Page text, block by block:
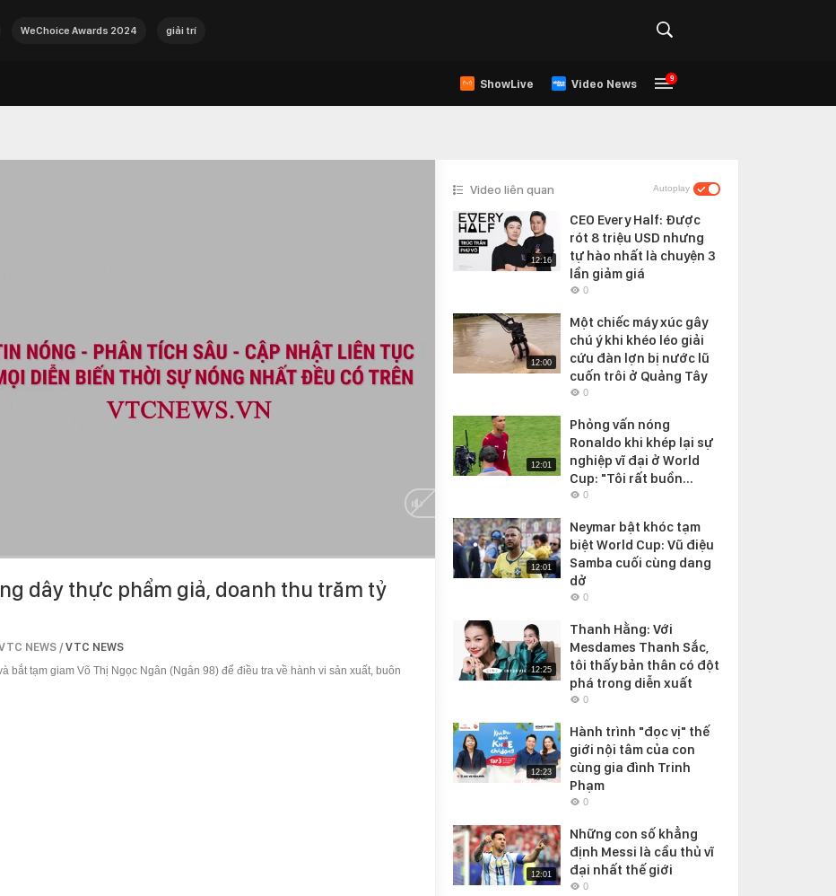
WeChoice Awards 2024 giải trí
ShowLive Video News 9
dây thực phẩm giả, doanh thu trăm tỷ
NEWS /VTC NEWS
bắt tạm giam Võ Thị Ngọc Ngân (Ngân 98) để điều tra về hành vi sản xuất, buôn
Video liên quan Autoplay
12:16
CEO Every Half: Được
rót 8 triệu USD nhưng
tự hào nhất là chuyện 3
lần giảm giá
0
12:00
Một chiếc máy xúc gây
chú ý khi khéo léo giải
cứu đàn lợn bị nước lũ
cuốn trôi ở Quảng Tây
0
12:01
Phỏng vấn nóng
Ronaldo khi khép lại sự
nghiệp vĩ đại ở World
Cup: "Tôi rất buồn...
0
12:01
Neymar bật khóc tạm
biệt World Cup: Vũ điệu
Samba cuối cùng dang
dở
0
12:25
Thanh Hằng: Với
Mesdames Thanh Sắc,
tôi thấy bản thân có đột
phá trong diễn xuất
0
12:23
Hành trình "đọc vị" thế
giới nội tâm của con
cùng gia đình Trinh
Phạm
0
12:01
Những con số khẳng
định Messi là cầu thủ vĩ
đại nhất thế giới
0